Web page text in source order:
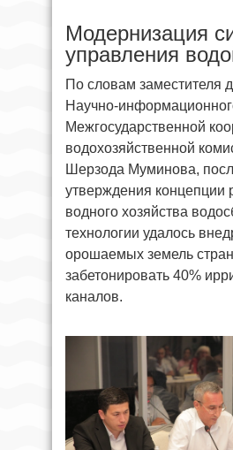
Модернизация
управления
По словам заместителя
Научно-
Межгосударственной
водохозяйственной
Шерзода Муминова,
утверждения концепции
водного хозяйства
технологии удалось
орошаемых земель
забетонировать 40%
каналов.